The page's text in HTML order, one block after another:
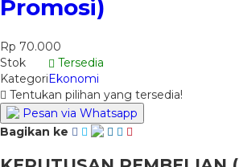
Promosi)
Rp 70.000
Stok
Tersedia
KategoriEkonomi
Tentukan pilihan yang tersedia!
Pesan via Whatsapp
Bagikan ke